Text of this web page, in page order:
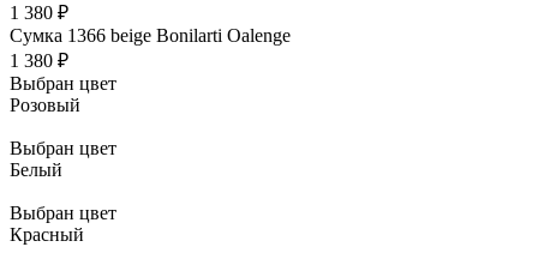
1 380 ₽
Сумка 1366 beige Bonilarti Oalenge
1 380 ₽
Выбран цвет
Розовый
Выбран цвет
Белый
Выбран цвет
Красный